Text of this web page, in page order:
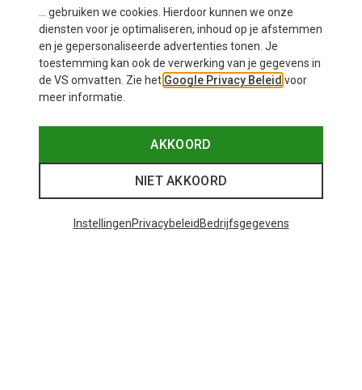
Mogelijk interessant voor je
... gebruiken we cookies. Hierdoor kunnen we onze
diensten voor je optimaliseren, inhoud op je afstemmen
en je gepersonaliseerde advertenties tonen. Je
toestemming kan ook de verwerking van je gegevens in
de VS omvatten. Zie het Google Privacy Beleid voor
meer informatie.
AKKOORD
NIET AKKOORD
InstellingenPrivacybeleid Bedrijfsgegevens